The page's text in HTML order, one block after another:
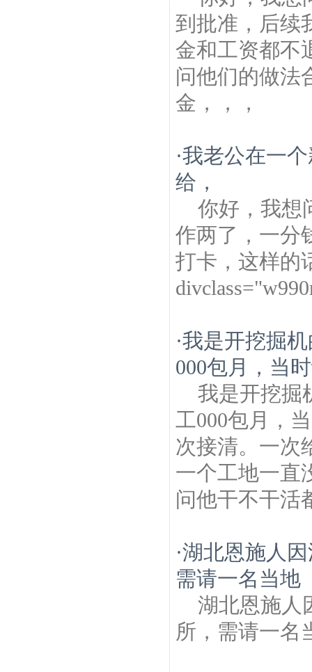
到批准，后续
金和工资都不
问他们的做法
金，，，
·我老公在一
给，
你好，我想
作两了，一分
打卡，这样的
·我是开挖掘
000包月，当
我是开挖掘
工000包月，
次接清。一次
一个工地一直
问他干不干活
·湖北恩施人
需请一名当地
湖北恩施人
所，需请一名